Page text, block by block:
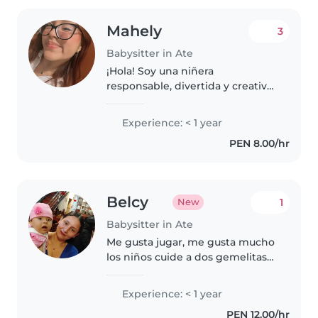
Mahely
Babysitter in Ate
3
¡Hola! Soy una niñera
responsable, divertida y creativa,
preescolar y en edad de
guardería. Aunque no tengo
experiencia previa, estoy
Experience: < 1 year
PEN 8.00/hr
Belcy New
Babysitter in Ate
1
Me gusta jugar, me gusta mucho
los niños cuide a dos gemelitas
Experience: < 1 year
PEN 12.00/hr